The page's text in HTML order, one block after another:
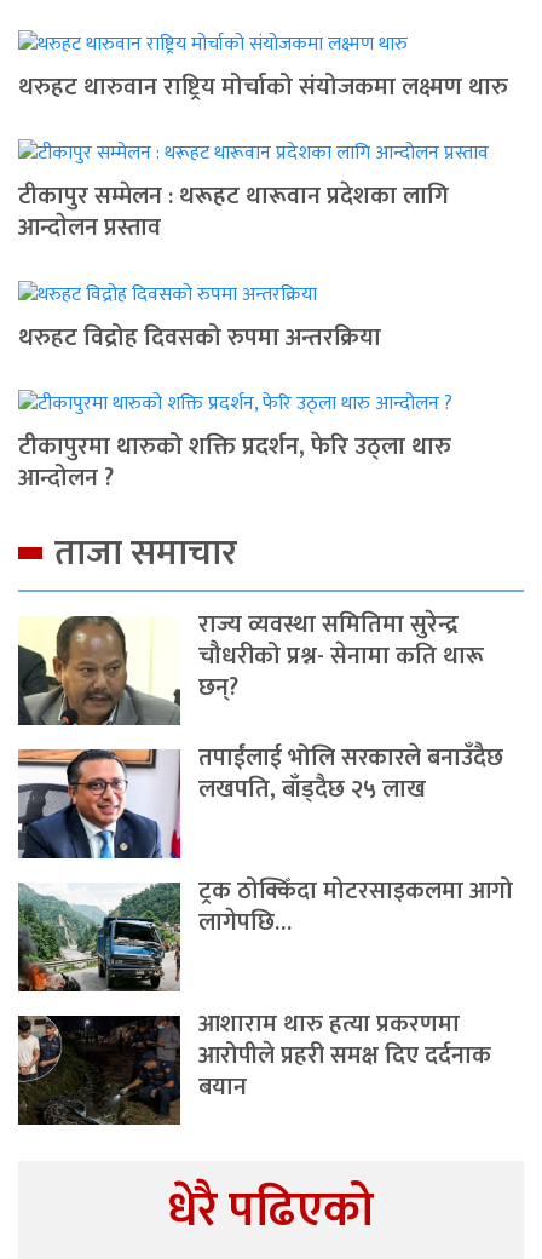
थरुहट थारुवान राष्ट्रिय मोर्चाको संयोजकमा लक्ष्मण थारु
टीकापुर सम्मेलन : थरूहट थारूवान प्रदेशका लागि
आन्दाेलन प्रस्ताव
थरुहट विद्रोह दिवसको रुपमा अन्तरक्रिया
टीकापुरमा थारुको शक्ति प्रदर्शन, फेरि उठ्ला थारु
आन्दोलन ?
ताजा समाचार
राज्य व्यवस्था समितिमा सुरेन्द्र
चौधरीको प्रश्न- सेनामा कति थारू
छन्?
तपाईंलाई भोलि सरकारले बनाउँदैछ
लखपति, बाँड्दैछ २५ लाख
ट्रक ठोक्किँदा मोटरसाइकलमा आगो
लागेपछि…
आशाराम थारु हत्या प्रकरणमा
आरोपीले प्रहरी समक्ष दिए दर्दनाक
बयान
धेरै पढिएको